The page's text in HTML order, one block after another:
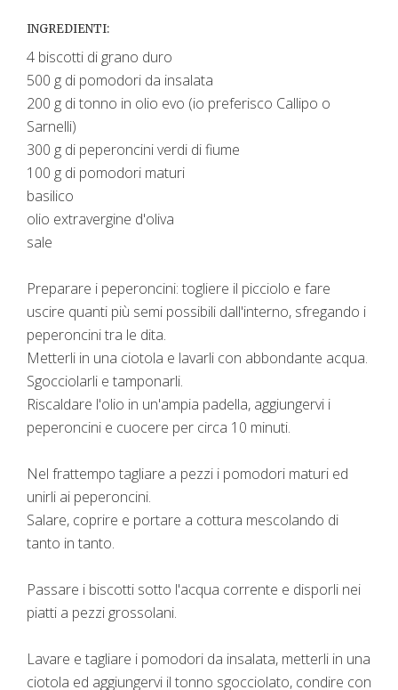
INGREDIENTI:
4 biscotti di grano duro
500 g di pomodori da insalata
200 g di tonno in olio evo (io preferisco Callipo o
Sarnelli)
300 g di peperoncini verdi di fiume
100 g di pomodori maturi
basilico
olio extravergine d'oliva
sale
Preparare i peperoncini: togliere il picciolo e fare
uscire quanti più semi possibili dall'interno, sfregando i
peperoncini tra le dita.
Metterli in una ciotola e lavarli con abbondante acqua.
Sgocciolarli e tamponarli.
Riscaldare l'olio in un'ampia padella, aggiungervi i
peperoncini e cuocere per circa 10 minuti.
Nel frattempo tagliare a pezzi i pomodori maturi ed
unirli ai peperoncini.
Salare, coprire e portare a cottura mescolando di
tanto in tanto.
Passare i biscotti sotto l'acqua corrente e disporli nei
piatti a pezzi grossolani.
Lavare e tagliare i pomodori da insalata, metterli in una
ciotola ed aggiungervi il tonno sgocciolato, condire con